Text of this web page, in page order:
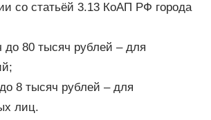
со статьёй 3.13 КоАП РФ города
до 80 тысяч рублей – для
8 тысяч рублей – для
лиц.